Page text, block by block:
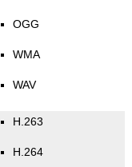
OGG
WMA
WAV
H.263
H.264